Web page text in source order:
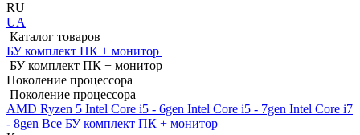
RU
UA
Каталог товаров
БУ комплект ПК + монитор
БУ комплект ПК + монитор
Поколение процессора
Поколение процессора
AMD Ryzen 5 Intel Core i5 - 6gen Intel Core i5 - 7gen Intel Core i7
- 8gen Все БУ комплект ПК + монитор